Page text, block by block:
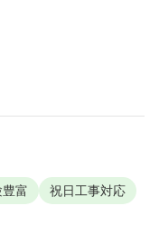
豊富
祝日工事対応